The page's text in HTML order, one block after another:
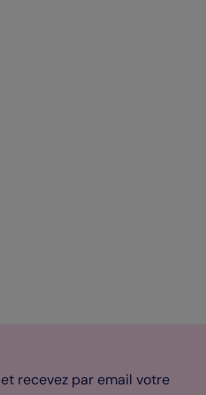
recevez par email votre